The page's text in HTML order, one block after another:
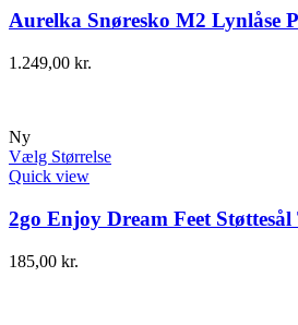
Aurelka Snøresko M2 Lynlåse
1.249,00 kr.
Ny
Vælg Størrelse
Quick view
2go Enjoy Dream Feet
185,00 kr.